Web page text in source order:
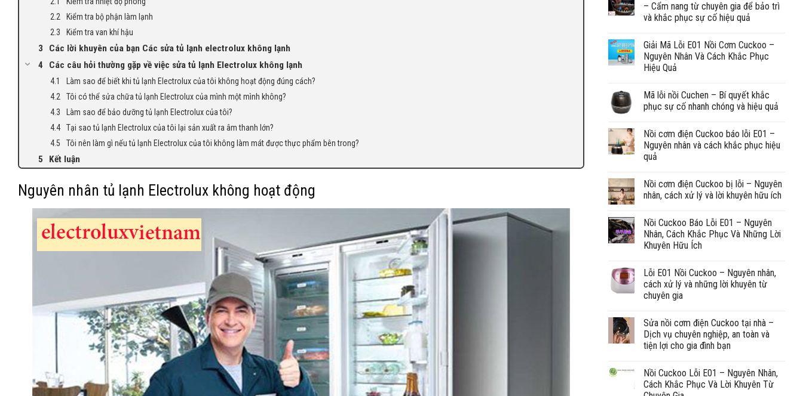
Kiểm tra bộ phận làm lạnh
Kiểm tra van khí hậu
Các lời khuyên của bạn Các sửa tủ lạnh electrolux không lạnh
Các câu hỏi thường gặp về việc sửa tủ lạnh Electrolux không lạnh
Làm sao để biết khi tủ lạnh Electrolux của tôi không hoạt động đúng cách?
Tôi có thể sửa chữa tủ lạnh Electrolux của mình một mình không?
Làm sao để bảo dưỡng tủ lạnh Electrolux của tôi?
Tại sao tủ lạnh Electrolux của tôi lại sản xuất ra âm thanh lớn?
Tôi nên làm gì nếu tủ lạnh Electrolux của tôi không làm mát được thực phẩm bên trong?
Kết luận
Nguyên nhân tủ lạnh Electrolux không hoạt động
– Cẩm nang từ chuyên gia để bảo trì
và khắc phục sự cố hiệu quả
Giải Mã Lỗi E01 Nồi Cơm Cuckoo –
Nguyên Nhân Và Cách Khắc Phục
Hiệu Quả
Mã lỗi nồi Cuchen – Bí quyết khắc
phục sự cố nhanh chóng và hiệu quả
Nồi cơm điện Cuckoo báo lỗi E01 –
Nguyên nhân và cách khắc phục hiệu
quả
Nồi cơm điện Cuckoo bị lỗi – Nguyên
nhân, cách xử lý và lời khuyên hữu ích
Nồi Cuckoo Báo Lỗi E01 – Nguyên
Nhân, Cách Khắc Phục Và Những Lời
Khuyên Hữu Ích
Lỗi E01 Nồi Cuckoo – Nguyên nhân,
cách xử lý và những lời khuyên từ
chuyên gia
Sửa nồi cơm điện Cuckoo tại nhà –
Dịch vụ chuyên nghiệp, an toàn và
tiện lợi cho gia đình bạn
Nồi Cuckoo Lỗi E01 – Nguyên Nhân,
Cách Khắc Phục Và Lời Khuyên Từ